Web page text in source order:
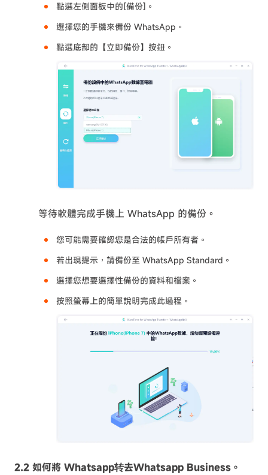
點選左側面板中的[備份]。
選擇您的手機來備份 WhatsApp。
點選底部的【立即備份】按鈕。
等待軟體完成手機上 WhatsApp 的備份。
您可能需要確認您是合法的帳戶所有者。
若出現提示，請備份至 WhatsApp Standard。
選擇您想要選擇性備份的資料和檔案。
按照螢幕上的簡單說明完成此過程。
2.2 如何將 Whatsapp转去Whatsapp Business。